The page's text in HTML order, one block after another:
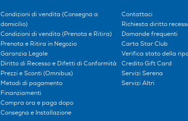
Condizioni di vendita (Consegna a
domicilio)
Condizioni di vendita (Prenota e Ritira)
Prenota e Ritira in Negozio
Garanzia Legale
Diritto di Recesso e Difetti di Conformità
Prezzi e Sconti (Omnibus)
Metodi di pagamento
Finanziamenti
Compra ora e paga dopo
Consegna e Installazione
Contattaci
Richiesta diritto
Domande frequenti
Carta Star Club
Verifica stato della
Credito Gift Card
Servizi Serena
Servizi Altri